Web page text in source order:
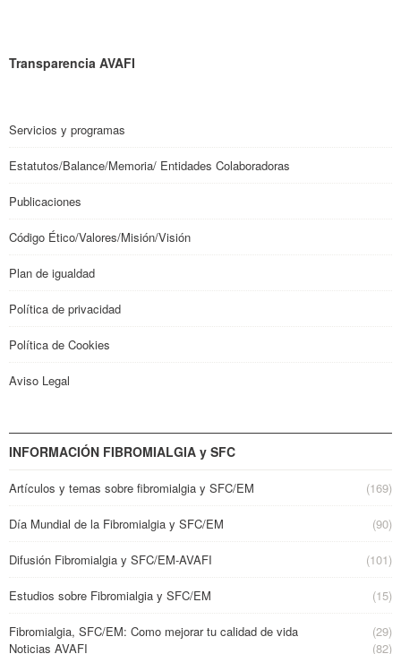
Transparencia AVAFI
Servicios y programas
Estatutos/Balance/Memoria/ Entidades Colaboradoras
Publicaciones
Código Ético/Valores/Misión/Visión
Plan de igualdad
Política de privacidad
Política de Cookies
Aviso Legal
INFORMACIÓN FIBROMIALGIA y SFC
Artículos y temas sobre fibromialgia y SFC/EM (169)
Día Mundial de la Fibromialgia y SFC/EM (90)
Difusión Fibromialgia y SFC/EM-AVAFI (101)
Estudios sobre Fibromialgia y SFC/EM (15)
Fibromialgia, SFC/EM: Como mejorar tu calidad de vida
(29)
Noticias AVAFI
(82)